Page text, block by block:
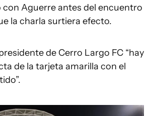
con Aguerre antes del encuentro
la charla surtiera efecto.
de Cerro Largo FC “hay
de la tarjeta amarilla con el